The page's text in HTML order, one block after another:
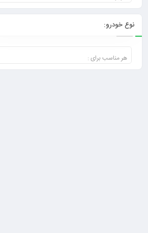
نوع خودرو:
هر مناسب برای :